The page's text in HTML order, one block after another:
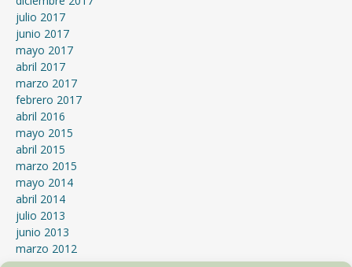
julio 2017
junio 2017
mayo 2017
abril 2017
marzo 2017
febrero 2017
abril 2016
mayo 2015
abril 2015
marzo 2015
mayo 2014
abril 2014
julio 2013
junio 2013
marzo 2012